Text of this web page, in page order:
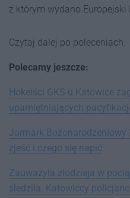
z którym wydano Europejski
Czytaj dalej po poleceniach.
Polecamy jeszcze:
Hokeiści GKS-u Katowice
upamiętniających
Jarmark Bożonarodzeniowy
zjeść i czego się napić
Zauważyła złodzieja w
śledziła. Katowiccy